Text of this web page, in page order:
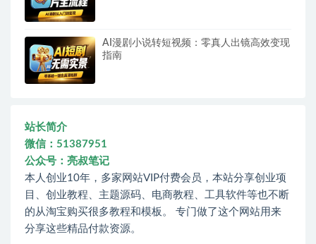
AI漫剧小说转短视频：零真人出镜高效变现
指南
站长简介
微信：51387951
公众号：亮叔笔记
本人创业10年，多家网站VIP付费会员，本站分享创业项
目、创业教程、主题源码、电商教程、工具软件等也不断
的从淘宝购买很多教程和模板。 专门做了这个网站用来
分享这些精品付款资源。